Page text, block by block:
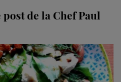
de la Chef Paul